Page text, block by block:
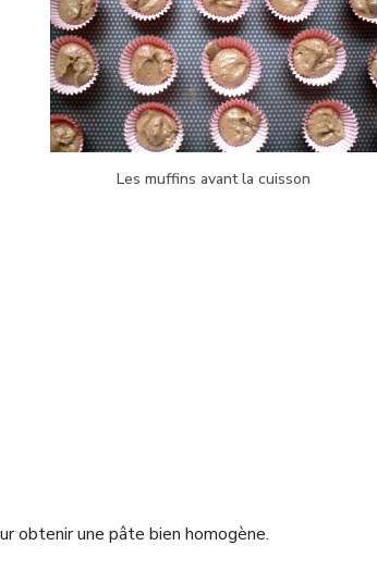
Les muffins avant la cuisson
obtenir une pâte bien homogène.